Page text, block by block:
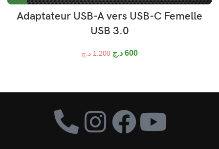
Adaptateur USB-A vers USB-C Femelle
USB 3.0
1.200 د.ج 600 د.ج